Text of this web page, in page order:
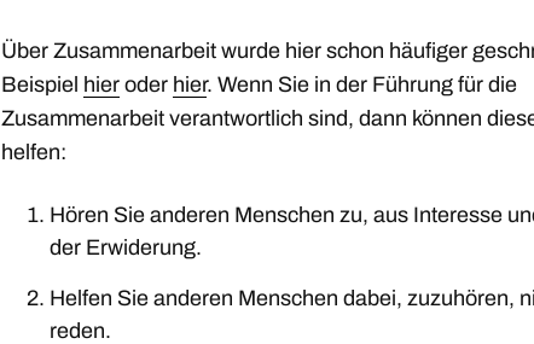
Über Zusammenarbeit wurde hier schon häufiger
Beispiel hier oder hier. Wenn Sie in der Führung für die
Zusammenarbeit verantwortlich sind, dann können
helfen:
Hören Sie anderen Menschen zu, aus Interesse
der Erwiderung.
Helfen Sie anderen Menschen dabei, zuzuhören,
reden.